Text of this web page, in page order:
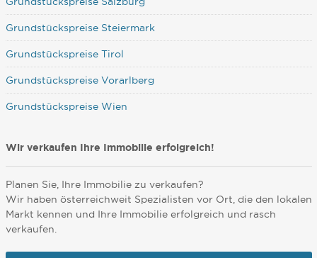
Grundstückspreise Steiermark
Grundstückspreise Tirol
Grundstückspreise Vorarlberg
Grundstückspreise Wien
Wir verkaufen Ihre Immobilie erfolgreich!
Planen Sie, Ihre Immobilie zu verkaufen?
Wir haben österreichweit Spezialisten vor Ort, die den lokalen
Markt kennen und Ihre Immobilie erfolgreich und rasch
verkaufen.